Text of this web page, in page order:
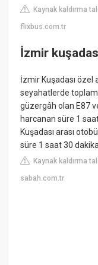
Kaynak kaldırma
flixbus.com.tr
İzmir
İzmir Kuşadası özel
seyahatlerde toplam
güzergâh olan E87
harcanan süre 1
Kuşadası arası
süre 1 saat 30
Kaynak kaldırma
sabah.com.tr